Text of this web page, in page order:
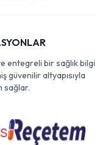
entegreli bir sağlık bilgi
güvenilir altyapısıyla
sağlar.